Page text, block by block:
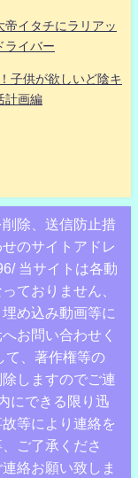
帝イタチにラリアッ
ライバー
子供が欲しいど陰キ
計画編
除、送信防止措
のサイトアドレ
当サイトは各動
ておりません、
め込み動画等に
お問い合わせく
て、著作権等の
しますのでご連
にできる限り迅
等により連絡を
ご了承くださ
絡お願い致しま